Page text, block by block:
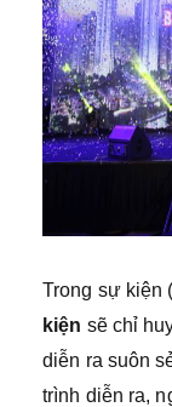
Trong sự kiện
kiện sẽ chỉ
diễn ra suôn
trình diễn ra,